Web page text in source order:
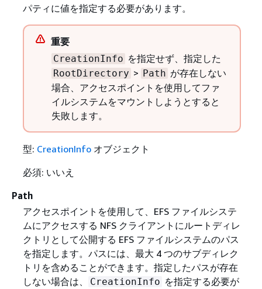
パティに値を指定する必要があります。
重要
CreationInfo を指定せず、指定した
RootDirectory > Path が存在しない
場合、アクセスポイントを使用してファ
イルシステムをマウントしようとすると
失敗します。
型: CreationInfoオブジェクト
必須: いいえ
Path
アクセスポイントを使用して、EFS ファイルシステ
ムにアクセスする NFS クライアントにルートディレ
クトリとして公開する EFS ファイルシステムのパス
を指定します。パスには、最大 4 つのサブディレク
トリを含めることができます。指定したパスが存在
しない場合は、
CreationInfo を指定する必要が